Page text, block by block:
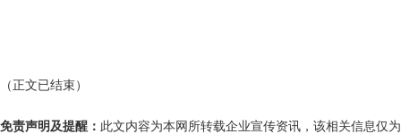
（正文已结束）
免责声明及提醒： 此文内容为本网所转载企业宣传资讯，该相关信息仅为